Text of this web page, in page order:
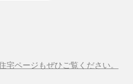
ページもぜひご覧ください。